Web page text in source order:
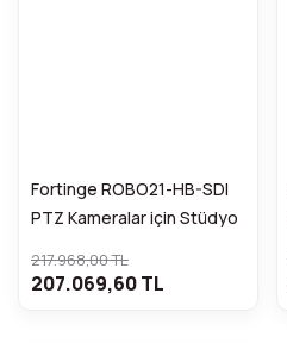
Fortinge ROBO21-HB-SDI
PTZ Kameralar için Stüdyo
217.968,00 TL
207.069,60 TL